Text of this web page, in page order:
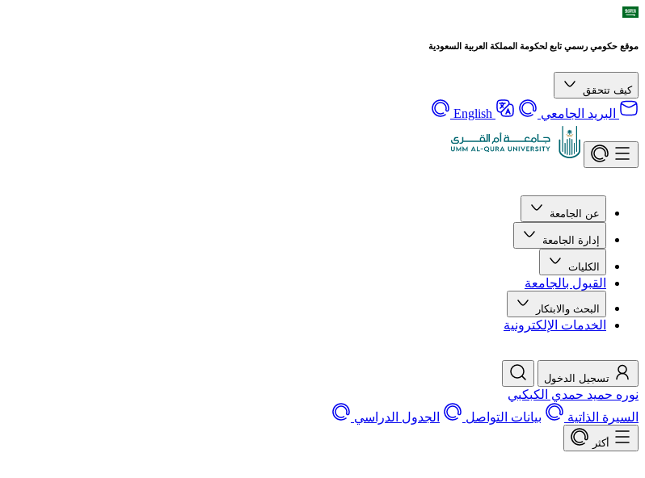
موقع حكومي رسمي تابع لحكومة المملكة العربية السعودية
كيف تتحقق
البريد الجامعي English
عن الجامعة
إدارة الجامعة
الكليات
القبول بالجامعة
البحث والابتكار
الخدمات الإلكترونية
تسجيل الدخول
نوره حميد حمدي الكبكبي
السيرة الذاتية
بيانات التواصل الجدول الدراسي
أكثر